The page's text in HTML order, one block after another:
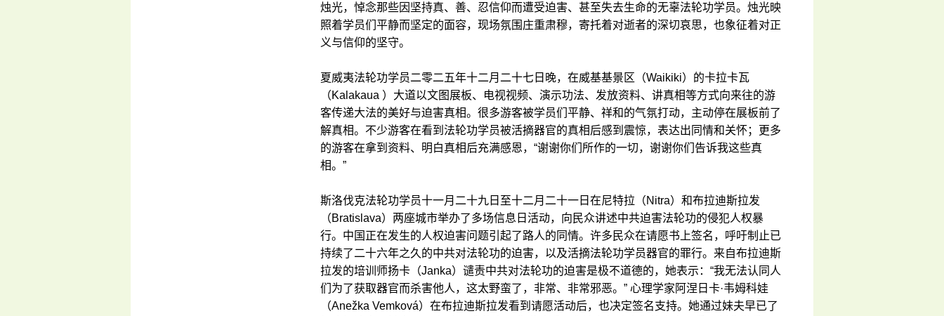
烛光，悼念那些因坚持真、善、忍信仰而遭受迫害、甚至失去生命的无辜法轮功学员。烛光映
照着学员们平静而坚定的面容，现场氛围庄重肃穆，寄托着对逝者的深切哀思，也象征着对正
义与信仰的坚守。
夏威夷法轮功学员二零二五年十二月二十七日晚，在威基基景区（Waikiki）的卡拉卡瓦
（Kalakaua ）大道以文图展板、电视视频、演示功法、发放资料、讲真相等方式向来往的游
客传递大法的美好与迫害真相。很多游客被学员们平静、祥和的气氛打动，主动停在展板前了
解真相。不少游客在看到法轮功学员被活摘器官的真相后感到震惊，表达出同情和关怀；更多
的游客在拿到资料、明白真相后充满感恩，“谢谢你们所作的一切，谢谢你们告诉我这些真
相。”
斯洛伐克法轮功学员十一月二十九日至十二月二十一日在尼特拉（Nitra）和布拉迪斯拉发
（Bratislava）两座城市举办了多场信息日活动，向民众讲述中共迫害法轮功的侵犯人权暴
行。中国正在发生的人权迫害问题引起了路人的同情。许多民众在请愿书上签名，呼吁制止已
持续了二十六年之久的中共对法轮功的迫害，以及活摘法轮功学员器官的罪行。来自布拉迪斯
拉发的培训师扬卡（Janka）谴责中共对法轮功的迫害是极不道德的，她表示：“我无法认同人
们为了获取器官而杀害他人，这太野蛮了，非常、非常邪恶。” 心理学家阿涅日卡·韦姆科娃
（Anežka Vemková）在布拉迪斯拉发看到请愿活动后，也决定签名支持。她通过妹夫早已了